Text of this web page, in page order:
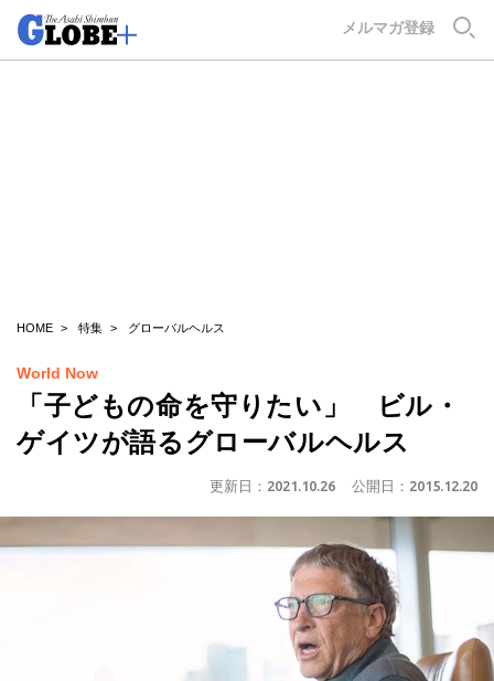
メルマガ登録
HOME 特集 グローバルヘルス
World Now
「子どもの命を守りたい」 ビル・
ゲイツが語るグローバルヘルス
更新日： 2021.10.26 公開日： 2015.12.20